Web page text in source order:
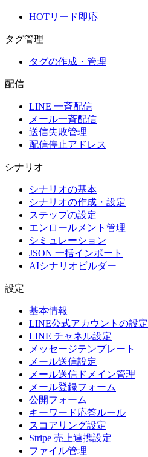
HOTリード即応
タグ管理
タグの作成・管理
配信
LINE 一斉配信
メール一斉配信
送信失敗管理
配信停止アドレス
シナリオ
シナリオの基本
シナリオの作成・設定
ステップの設定
エンロールメント管理
シミュレーション
JSON 一括インポート
AIシナリオビルダー
設定
基本情報
LINE公式アカウントの設定
LINE チャネル設定
メッセージテンプレート
メール送信設定
メール送信ドメイン管理
メール登録フォーム
公開フォーム
キーワード応答ルール
スコアリング設定
Stripe 売上連携設定
ファイル管理